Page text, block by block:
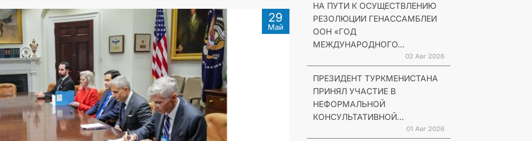
КОНСУЛЬСКИЕ УСЛУГИ
ВИЗА
КОНТАКТНЫЕ ДАННЫЕ
29
Май
НА ПУТИ К ОСУЩЕСТВЛЕНИЮ
РЕЗОЛЮЦИИ ГЕНАССАМБЛЕИ
ООН «ГОД
МЕЖДУНАРОДНОГО...
02 Авг 2026
ПРЕЗИДЕНТ ТУРКМЕНИСТАНА
ПРИНЯЛ УЧАСТИЕ В
НЕФОРМАЛЬНОЙ
КОНСУЛЬТАТИВНОЙ...
01 Авг 2026